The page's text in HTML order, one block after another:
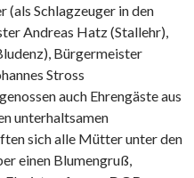
Schlagzeuger in den
Andreas Hatz (Stallehr),
Bürgermeister
Stross
auch Ehrengäste aus
unterhaltsamen
sich alle Mütter unter den
einen Blumengruß,